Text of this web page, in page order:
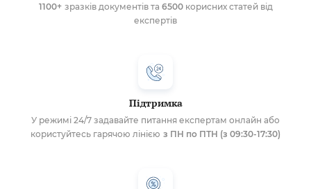
1100+ зразків документів та 6500корисних статей від
експертів
Підтримка
У режимі 24/7 задавайте питання експертам онлайн або
користуйтесь гарячою лінією з ПН по ПТН (з 09:30-17:30)